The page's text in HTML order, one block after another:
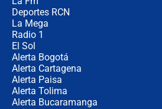
Deportes RCN
La Mega
Radio 1
El Sol
Alerta Bogotá
Alerta Cartagena
Alerta Paisa
Alerta Tolima
Alerta Bucaramanga